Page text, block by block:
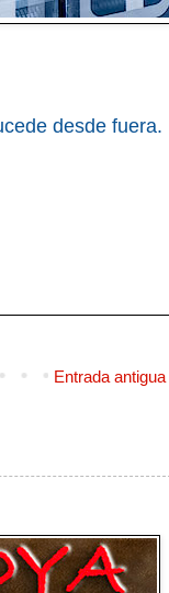
desde fuera.
Entrada antigua